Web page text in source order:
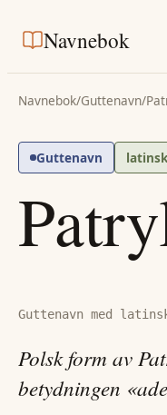
Navnebok
Navnebok/Guttenavn/
Guttenavn
Guttenavn med
Polsk form av
betydningen